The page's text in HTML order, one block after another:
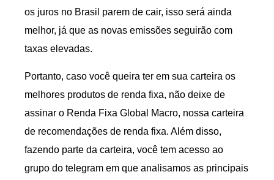
os juros no Brasil parem de cair, isso será ainda
melhor, já que as novas emissões seguirão com
taxas elevadas.
Portanto, caso você queira ter em sua carteira os
melhores produtos de renda fixa, não deixe de
assinar o Renda Fixa Global Macro, nossa carteira
de recomendações de renda fixa. Além disso,
fazendo parte da carteira, você tem acesso ao
grupo do telegram em que analisamos as principais